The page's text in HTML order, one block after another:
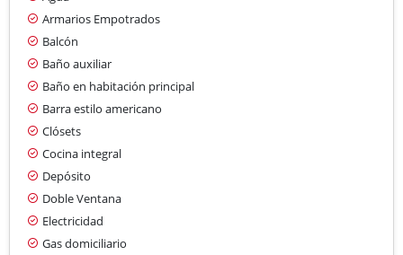
Armarios Empotrados
Balcón
Baño auxiliar
Baño en habitación principal
Barra estilo americano
Clósets
Cocina integral
Depósito
Doble Ventana
Electricidad
Gas domiciliario